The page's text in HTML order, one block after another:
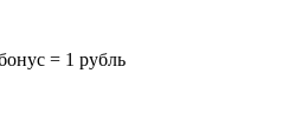
= 1 рубль